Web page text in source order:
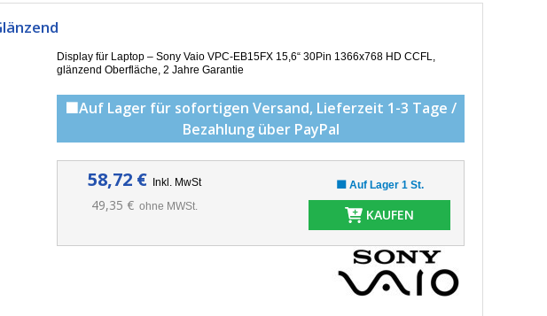
Display für Laptop – Sony Vaio VPC-EB15FX 15,6“ 30Pin 1366x768 HD CCFL,
g länzend Oberfläche, 2 Jahre Garantie
🟩Auf Lager für sofortigen Versand, Lieferzeit 1-3 Tage /
Bezahlung über PayPal
58,72 € Inkl. MwSt
49,35 € ohne MWSt.
🟩 Auf Lager 1 St.
KAUFEN